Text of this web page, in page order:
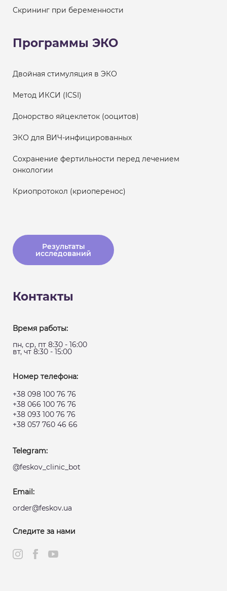
Скрининг при беременности
Программы ЭКО
Двойная стимуляция в ЭКО
Метод ИКСИ (ICSI)
Донорство яйцеклеток (ооцитов)
ЭКО для ВИЧ-инфицированных
Сохранение фертильности перед лечением
онкологии
Криопротокол (криоперенос)
Результаты
исследований
Контакты
Время работы:
пн, ср, пт 8:30 - 16:00
вт, чт 8:30 - 15:00
Номер телефона:
+38 098 100 76 76
+38 066 100 76 76
+38 093 100 76 76
+38 057 760 46 66
Telegram:
@feskov_clinic_bot
Email:
order@feskov.ua
Следите за нами